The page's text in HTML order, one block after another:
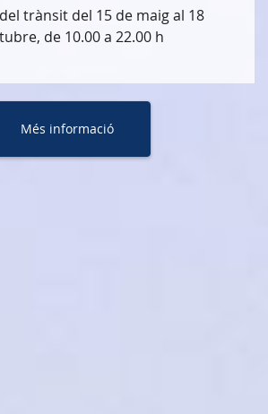
trànsit del 15 de maig al 18
de 10.00 a 22.00 h
Més informació